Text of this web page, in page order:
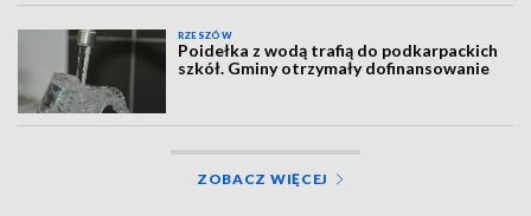
RZESZÓW
Poidełka z wodą trafią do podkarpackich
szkół. Gminy otrzymały dofinansowanie
ZOBACZ WIĘCEJ